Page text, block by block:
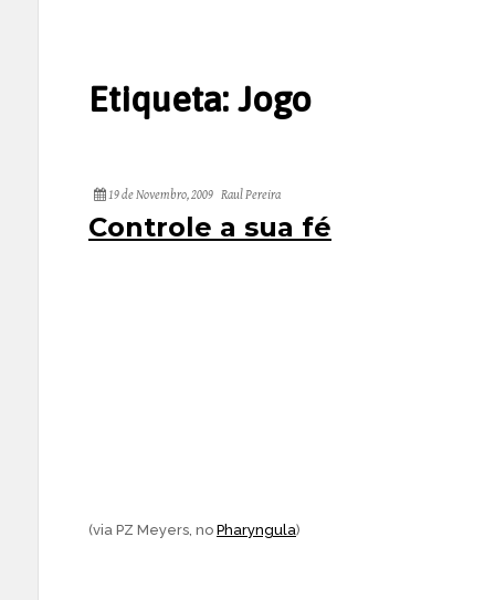
Etiqueta: Jogo
19 de Novembro, 2009 Raul Pereira
Controle a sua fé
(via PZ Meyers, no Pharyngula)